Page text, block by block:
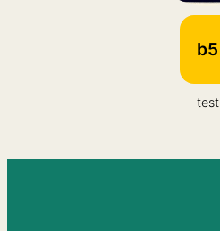
b5
test